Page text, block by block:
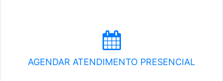
AGENDAR ATENDIMENTO PRESENCIAL